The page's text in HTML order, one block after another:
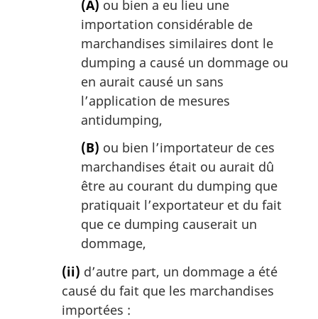
(A) ou bien a eu lieu une
importation considérable de
marchandises similaires dont le
dumping a causé un dommage ou
en aurait causé un sans
l’application de mesures
antidumping,
(B) ou bien l’importateur de ces
marchandises était ou aurait dû
être au courant du dumping que
pratiquait l’exportateur et du fait
que ce dumping causerait un
dommage,
(ii) d’autre part, un dommage a été
causé du fait que les marchandises
importées :